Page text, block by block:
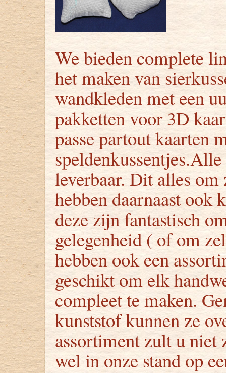
We bieden complete
het maken van
wandkleden met een
pakketten voor 3D
passe partout kaarten
leverbaar. Dit alles om
hebben daarnaast ook
deze zijn fantastisch
gelegenheid ( of om
hebben ook een
geschikt om elk
compleet te maken.
kunststof kunnen ze
assortiment zult u niet
wel in onze stand op